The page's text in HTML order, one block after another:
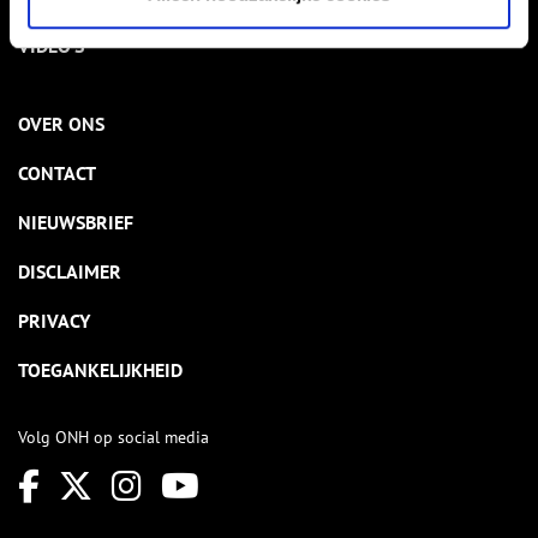
VIDEO’S
OVER ONS
CONTACT
NIEUWSBRIEF
DISCLAIMER
PRIVACY
TOEGANKELIJKHEID
Volg ONH op social media